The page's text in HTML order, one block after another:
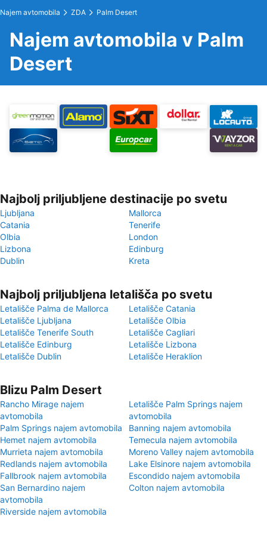
Najem avtomobila ZDA Palm Desert
Najem avtomobila v Palm
Desert
Najbolj priljubljene destinacije po svetu
Ljubljana
Mallorca
Catania
Tenerife
Olbia
London
Lizbona
Edinburg
Dublin
Kreta
Najbolj priljubljena letališča po svetu
Letališče Palma de Mallorca
Letališče Catania
Letališče Ljubljana
Letališče Olbia
Letališče Tenerife South
Letališče Cagliari
Letališče Edinburg
Letališče Lizbona
Letališče Dublin
Letališče Heraklion
Blizu Palm Desert
Rancho Mirage najem
avtomobila
Letališče Palm Springs najem
avtomobila
Palm Springs najem avtomobila
Banning najem avtomobila
Hemet najem avtomobila
Temecula najem avtomobila
Murrieta najem avtomobila
Moreno Valley najem avtomobila
Redlands najem avtomobila
Lake Elsinore najem avtomobila
Fallbrook najem avtomobila
Escondido najem avtomobila
San Bernardino najem
avtomobila
Colton najem avtomobila
Riverside najem avtomobila